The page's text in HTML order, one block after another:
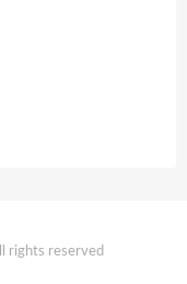
rights reserved